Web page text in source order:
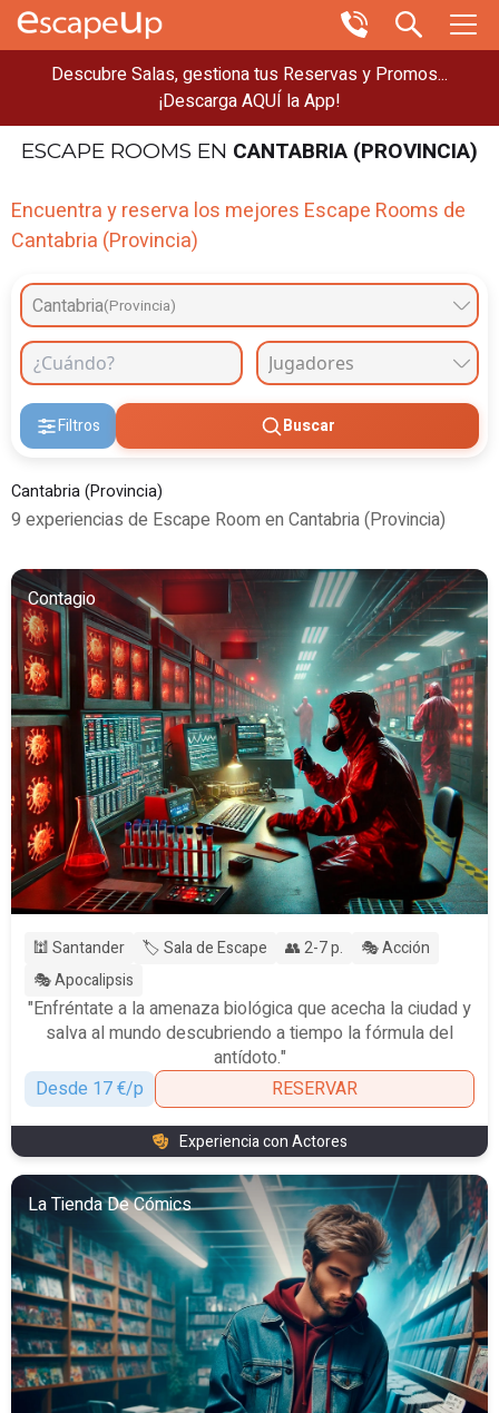
Descubre Salas, gestiona tus Reservas y Promos...
¡Descarga AQUÍ la App!
ESCAPE ROOMS EN CANTABRIA (PROVINCIA)
Encuentra y reserva los mejores Escape Rooms de
Cantabria (Provincia)
Cantabria(Provincia)
Filtros Buscar
Cantabria (Provincia)
9 experiencias de Escape Room en Cantabria (Provincia)
Contagio
🕍 Santander 🏷️ Sala de Escape 👥 2-7 p.
🎭 Acción
🎭 Apocalipsis
"Enfréntate a la amenaza biológica que acecha la ciudad y
salva al mundo descubriendo a tiempo la fórmula del
antídoto."
Desde 17 €/p
RESERVAR
Experiencia con Actores
La Tienda De Cómics